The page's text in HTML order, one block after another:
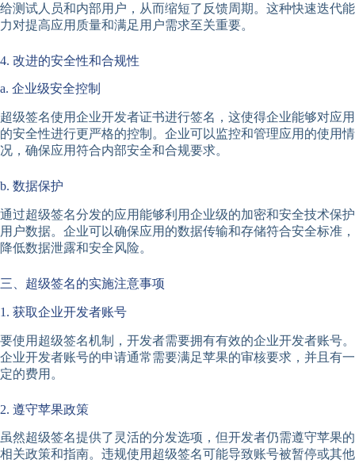
给测试人员和内部用户，从而缩短了反馈周期。这种快速迭代能
力对提高应用质量和满足用户需求至关重要。
4. 改进的安全性和合规性
a. 企业级安全控制
超级签名使用企业开发者证书进行签名，这使得企业能够对应用
的安全性进行更严格的控制。企业可以监控和管理应用的使用情
况，确保应用符合内部安全和合规要求。
b. 数据保护
通过超级签名分发的应用能够利用企业级的加密和安全技术保护
用户数据。企业可以确保应用的数据传输和存储符合安全标准，
降低数据泄露和安全风险。
三、超级签名的实施注意事项
1. 获取企业开发者账号
要使用超级签名机制，开发者需要拥有有效的企业开发者账号。
企业开发者账号的申请通常需要满足苹果的审核要求，并且有一
定的费用。
2. 遵守苹果政策
虽然超级签名提供了灵活的分发选项，但开发者仍需遵守苹果的
相关政策和指南。违规使用超级签名可能导致账号被暂停或其他